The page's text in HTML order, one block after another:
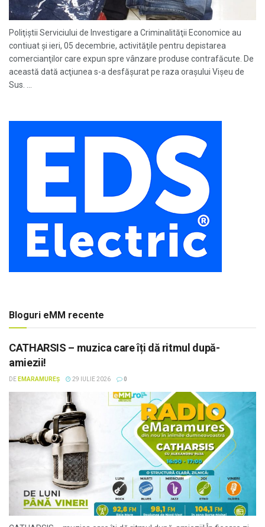
Poliţiştii Serviciului de Investigare a Criminalităţii Economice au
contiuat şi ieri, 05 decembrie, activităţile pentru depistarea
comercianţilor care expun spre vânzare produse contrafăcute. De
această dată acţiunea s-a desfăşurat pe raza oraşului Vişeu de
Sus. ...
Bloguri eMM recente
CATHARSIS – muzica care îți dă ritmul după-
amiezii!
DE EMARAMUREȘ 29 IULIE 2026 0